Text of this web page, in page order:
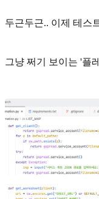
두근두근.. 이제 테스
그냥 쩌기 보이는 '플